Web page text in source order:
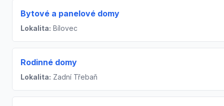
Bytové a panelové domy
Lokalita: Bílovec
Rodinné domy
Lokalita: Zadní Třebaň